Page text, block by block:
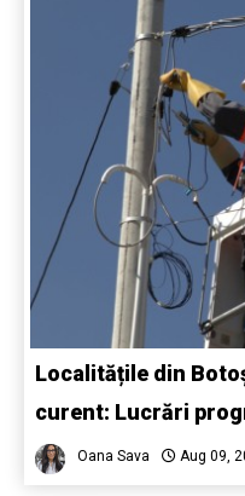
Localitățile din
curent: Lucrări
Oana Sava Aug 09,